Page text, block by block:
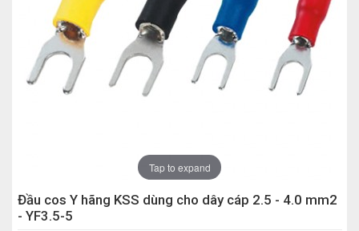
Tap to expand
Đầu cos Y hãng KSS dùng cho dây cáp 2.5 - 4.0 mm2
- YF3.5-5